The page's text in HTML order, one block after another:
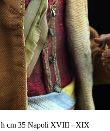
h cm 35 Napoli XVIII - XIX